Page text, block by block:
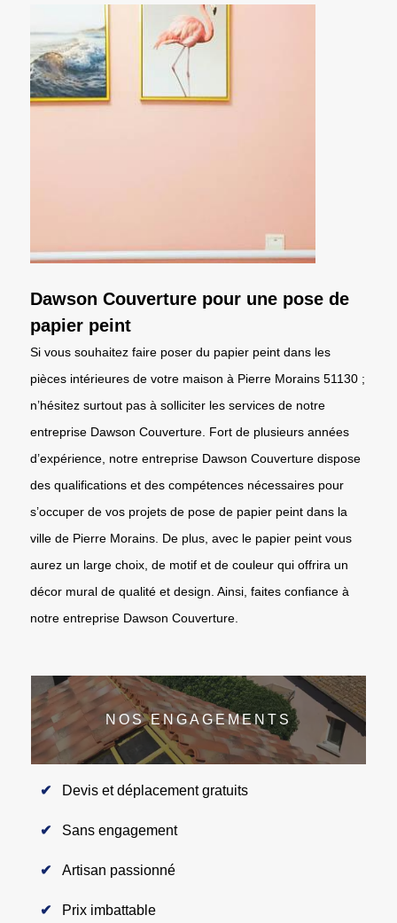
Dawson Couverture pour une pose de
papier peint
Si vous souhaitez faire poser du papier peint dans les
pièces intérieures de votre maison à Pierre Morains 51130 ;
n’hésitez surtout pas à solliciter les services de notre
entreprise Dawson Couverture. Fort de plusieurs années
d’expérience, notre entreprise Dawson Couverture dispose
des qualifications et des compétences nécessaires pour
s’occuper de vos projets de pose de papier peint dans la
ville de Pierre Morains. De plus, avec le papier peint vous
aurez un large choix, de motif et de couleur qui offrira un
décor mural de qualité et design. Ainsi, faites confiance à
notre entreprise Dawson Couverture.
NOS ENGAGEMENTS
Devis et déplacement gratuits
Sans engagement
Artisan passionné
Prix imbattable